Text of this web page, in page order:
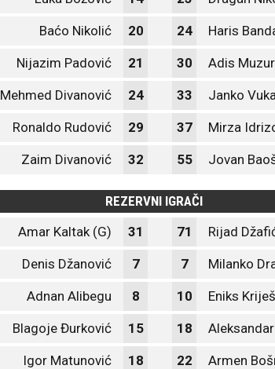
Baćo Nikolić 20 24 Haris
Nijazim Padović 21 30 Adis
Mehmed Divanović 24 33 Janko
Ronaldo Rudović 29 37 Mirza
Zaim Divanović 32 55 Jovan
REZERVNI IGRAČI
Amar Kaltak (G)
31 71 Rijad
Denis Džanović 7 7 Milanko
Adnan Alibegu 8 10 Eniks
Blagoje Đurković 15 18
Igor Matunović 18 22 Armen